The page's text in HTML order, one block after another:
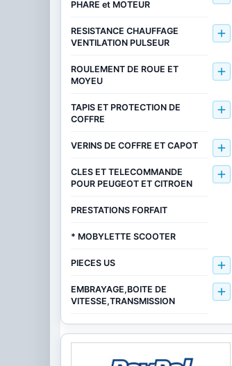
PHARE et MOTEUR
RESISTANCE CHAUFFAGE
VENTILATION PULSEUR

ROULEMENT DE ROUE ET
MOYEU

TAPIS ET PROTECTION DE
COFFRE

VERINS DE COFFRE ET CAPOT 
CLES ET TELECOMMANDE
POUR PEUGEOT ET CITROEN

PRESTATIONS FORFAIT
* MOBYLETTE SCOOTER
PIECES US 
EMBRAYAGE,BOITE DE
VITESSE,TRANSMISSION
